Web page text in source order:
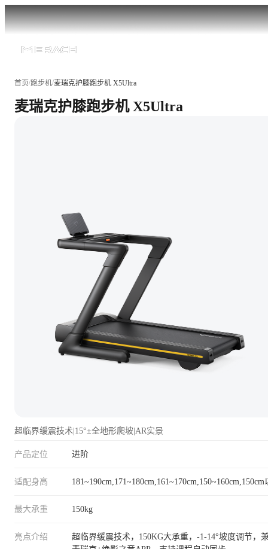
首页/跑步机/麦瑞克护膝跑步机 X5Ultra
麦瑞克护膝跑步机 X5Ultra
超临界缓震技术|15°±全地形爬坡|AR实景
产品定位 进阶
适配身高 181~190cm,171~180cm,161~170cm,150~160cm,150cm
最大承重 150kg
亮点介绍
超临界缓震技术，150KG大承重，-1-14°坡度调节，